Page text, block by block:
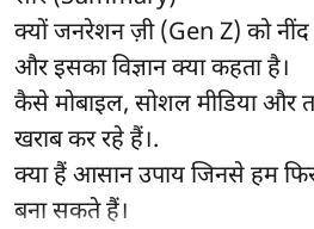
क्यों जनरेशन ज़ी (Gen Z) को नींद
और इसका विज्ञान क्या कहता है।
कैसे मोबाइल, सोशल मीडिया और
खराब कर रहे हैं।.
क्या हैं आसान उपाय जिनसे हम
बना सकते हैं।